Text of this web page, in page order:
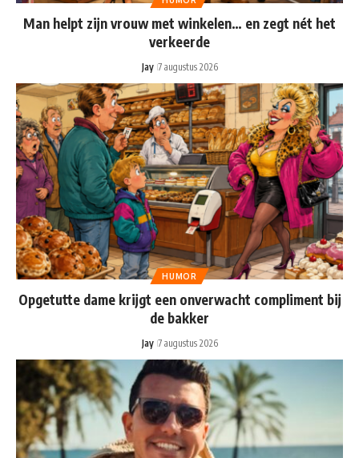
Man helpt zijn vrouw met winkelen… en zegt nét het
verkeerde
Jay 7 augustus 2026
HUMOR
Opgetutte dame krijgt een onverwacht compliment bij
de bakker
Jay 7 augustus 2026